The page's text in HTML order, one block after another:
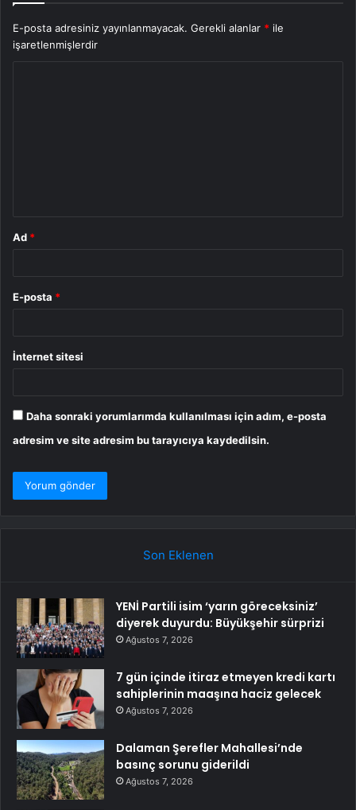
E-posta adresiniz yayınlanmayacak. Gerekli alanlar * ile
işaretlenmişlerdir
Ad *
E-posta *
İnternet sitesi
Daha sonraki yorumlarımda kullanılması için adım, e-posta
adresim ve site adresim bu tarayıcıya kaydedilsin.
Son Eklenen
YENİ Partili isim ‘yarın göreceksiniz’
diyerek duyurdu: Büyükşehir sürprizi
Ağustos 7, 2026
7 gün içinde itiraz etmeyen kredi kartı
sahiplerinin maaşına haciz gelecek
Ağustos 7, 2026
Dalaman Şerefler Mahallesi’nde
basınç sorunu giderildi
Ağustos 7, 2026